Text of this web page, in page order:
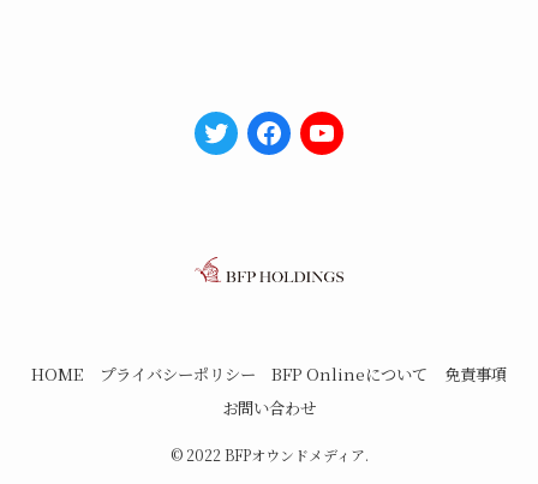
HOME プライバシーポリシー BFP Onlineについて
免責事項
お問い合わせ
©2022 BFPオウンドメディア.